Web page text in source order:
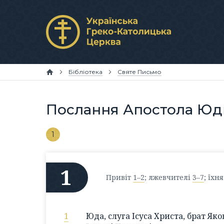
Бібліотека Святе Письмо
Послання Апостола
1
1 Привіт 1–2; лжевчителі 3–7;
1
Юда, слуга Ісуса Христа, брат